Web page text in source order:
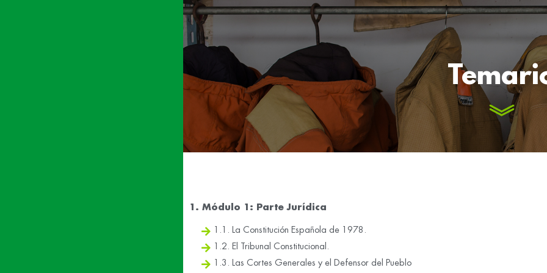
1. Módulo 1: Parte Jurídica
1.1. La Constitución Española de 1978.
1.2. El Tribunal Constitucional.
1.3. Las Cortes Generales y el Defensor del Pueblo